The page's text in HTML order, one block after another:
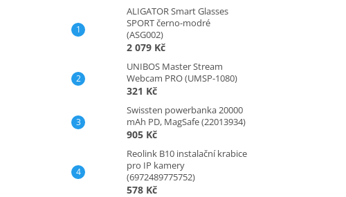
ALIGATOR Smart Glasses
SPORT černo-modré
(ASG002)
2 079 Kč
UNIBOS Master Stream
Webcam PRO (UMSP-1080)
321 Kč
Swissten powerbanka 20000
mAh PD, MagSafe (22013934)
905 Kč
Reolink B10 instalační krabice
pro IP kamery
(6972489775752)
578 Kč